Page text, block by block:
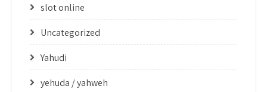
slot online
Uncategorized
Yahudi
yehuda / yahweh